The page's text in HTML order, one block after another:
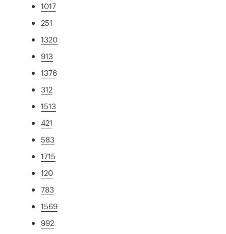
1017
251
1320
913
1376
312
1513
421
583
1715
120
783
1569
992